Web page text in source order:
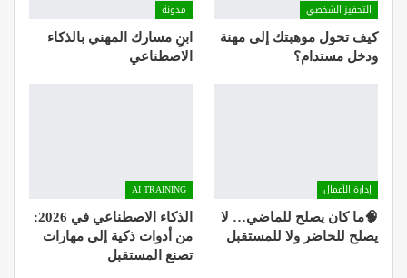
التحفيز الشخصي
كيف تحول موهبتك إلى مهنة
ودخل مستدام؟
مدونة
ابنِ مسارك المهني بالذكاء
الاصطناعي
إدارة الأعمال
🧠ما كان يصلح للماضي… لا
يصلح للحاضر ولا للمستقبل
AI TRAINING
الذكاء الاصطناعي في 2026:
من أدوات ذكية إلى مهارات
تصنع المستقبل